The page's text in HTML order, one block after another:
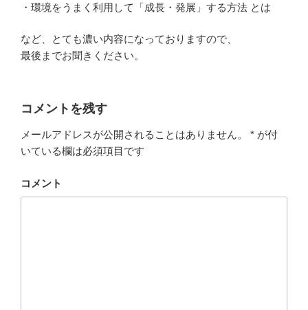
・環境をうまく利用して「成長・発展」する方法 とは
など、とても濃い内容になっておりますので、
最後までお聞きください。
コメントを残す
メールアドレスが公開されることはありません。 * が付
いている欄は必須項目です
コメント